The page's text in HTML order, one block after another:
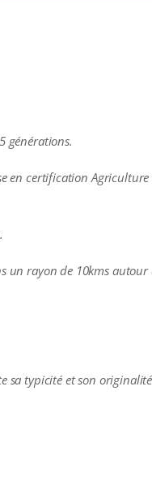
générations.
en certification
un rayon de 10kms
sa typicité et son